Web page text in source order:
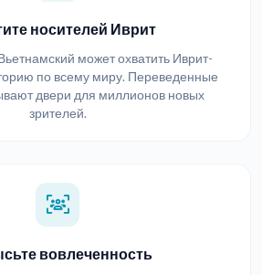
носителей Иврит
может охватить Иврит-
по всему миру. Переведенные
двери для миллионов новых
зрителей.
вовлеченность